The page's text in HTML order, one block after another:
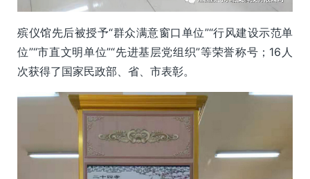
殡仪馆先后被授予“群众满意窗口单位”“行风建设示范单
位”“市直文明单位”“先进基层党组织”等荣誉称号；16人
次获得了国家民政部、省、市表彰。